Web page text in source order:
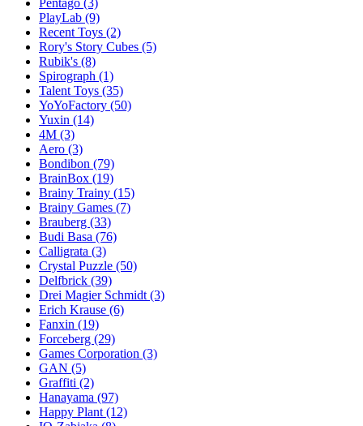
Pentago (3)
PlayLab (9)
Recent Toys (2)
Rory's Story Cubes (5)
Rubik's (8)
Spirograph (1)
Talent Toys (35)
YoYoFactory (50)
Yuxin (14)
4M (3)
Aero (3)
Bondibon (79)
BrainBox (19)
Brainy Trainy (15)
Brainy Games (7)
Brauberg (33)
Budi Basa (76)
Calligrata (3)
Crystal Puzzle (50)
Delfbrick (39)
Drei Magier Schmidt (3)
Erich Krause (6)
Fanxin (19)
Forceberg (29)
Games Corporation (3)
GAN (5)
Graffiti (2)
Hanayama (97)
Happy Plant (12)